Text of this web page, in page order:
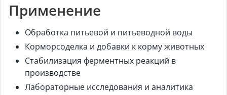
Применение
Обработка питьевой и питьеводной воды
Корморсоделка и добавки к корму животных
Стабилизация ферментных реакций в
производстве
Лабораторные исследования и аналитика